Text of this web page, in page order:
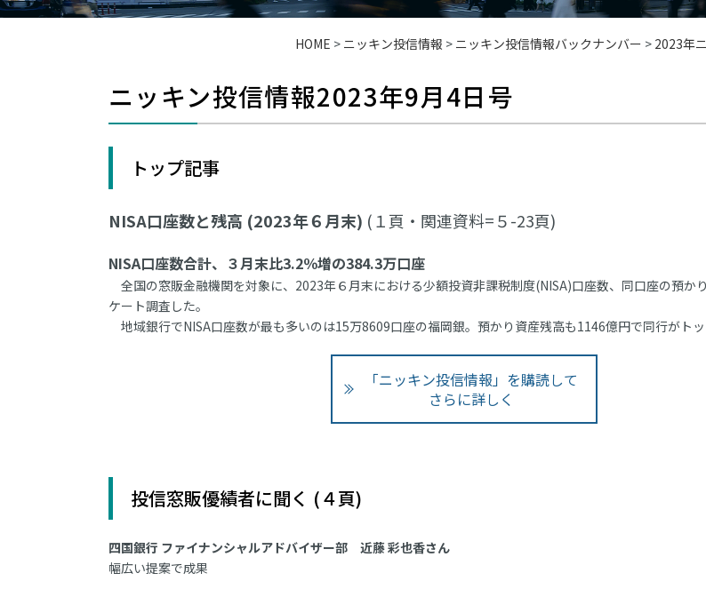
HOME > ニッキン投信情報 > ニッキン投信情報バックナンバー > 2023年
ニッキン投信情報2023年9月4日号
トップ記事
NISA口座数と残高 (2023年６月末) (１頁・関連資料=５-23頁)
NISA口座数合計、３月末比3.2％増の384.3万口座
全国の窓販金融機関を対象に、2023年６月末における少額投資非課税制度(NISA)口座数、同口座の預か
ケート調査した。
地域銀行でNISA口座数が最も多いのは15万8609口座の福岡銀。預かり資産残高も1146億円で同行がトッ
「ニッキン投信情報」を購読して
さらに詳しく
投信窓販優績者に聞く (４頁)
四国銀行 ファイナンシャルアドバイザー部 近藤 彩也香さん
幅広い提案で成果